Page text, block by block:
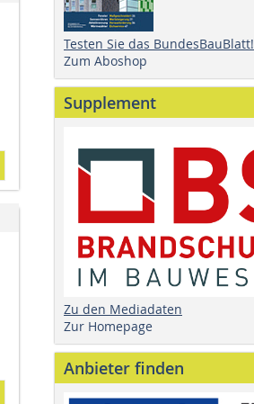
Testen Sie das BundesBauBlatt!
Zum Aboshop
Supplement
Zu den Mediadaten
Zur Homepage
Anbieter finden